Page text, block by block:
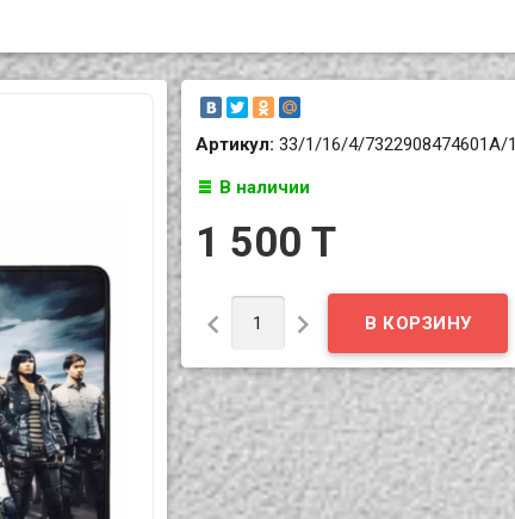
Артикул: 33/1/16/4/7322908474601A/1
В наличии
1 500 T
 